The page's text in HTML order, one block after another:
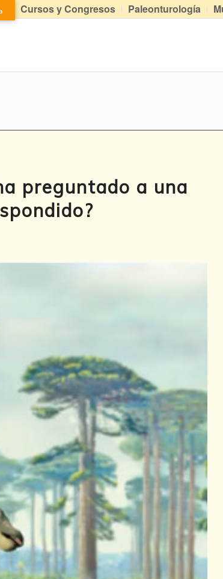
Cursos y Congresos Paleonturología
preguntado a una